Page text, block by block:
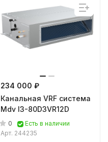
234 000 ₽
Канальная VRF система
Mdv I3-80D3VR12D
0
Есть в наличии
Арт. 244235